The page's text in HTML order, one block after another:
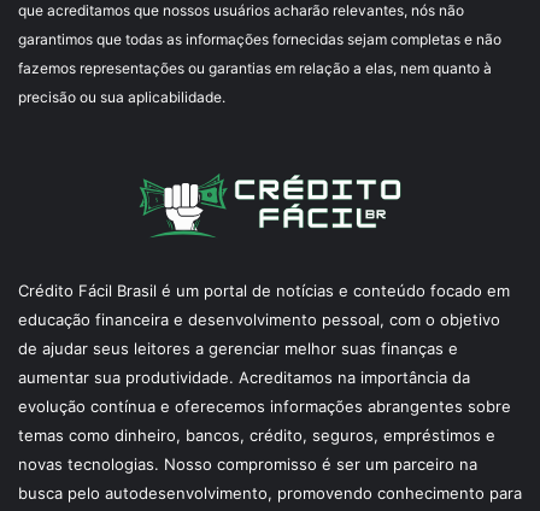
que acreditamos que nossos usuários acharão relevantes, nós não
garantimos que todas as informações fornecidas sejam completas e não
fazemos representações ou garantias em relação a elas, nem quanto à
precisão ou sua aplicabilidade.
Crédito Fácil Brasil é um portal de notícias e conteúdo focado em
educação financeira e desenvolvimento pessoal, com o objetivo
de ajudar seus leitores a gerenciar melhor suas finanças e
aumentar sua produtividade. Acreditamos na importância da
evolução contínua e oferecemos informações abrangentes sobre
temas como dinheiro, bancos, crédito, seguros, empréstimos e
novas tecnologias. Nosso compromisso é ser um parceiro na
busca pelo autodesenvolvimento, promovendo conhecimento para